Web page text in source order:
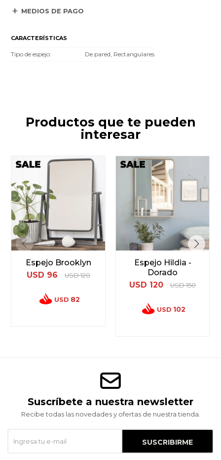
MEDIOS DE PAGO
CARACTERÍSTICAS
Tipo de espejo De pared, Rectangulares
Productos que te pueden
interesar
Espejo Brooklyn
USD 96 USD 120
USD 82
Espejo Hildia -
Dorado
USD 120 USD 150
USD 102
Suscríbete a nuestra newsletter
Recibe todas las novedades y ofertas de nuestra tienda.
SUSCRIBIRME